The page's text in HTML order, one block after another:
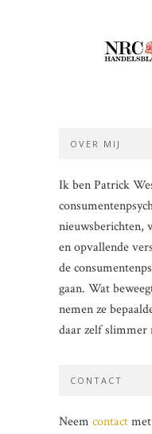
OVER MIJ
Ik ben Patrick
nieuwsberichten,
en opvallende
de
gaan. Wat
nemen ze
daar zelf slimmer
CONTACT
Neem contact